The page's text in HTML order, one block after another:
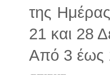
της
21 και 28
Από 3 έως